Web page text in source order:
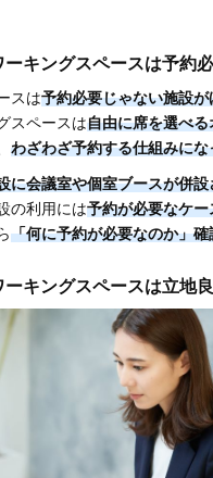
ーキングスペースは予約
スは予約必要じゃない施設が
スペースは自由に席を選べ
わざわざ予約する仕組みにな
に会議室や個室ブースが併
の利用には予約が必要なケー
「何に予約が必要なのか」
ーキングスペースは立地